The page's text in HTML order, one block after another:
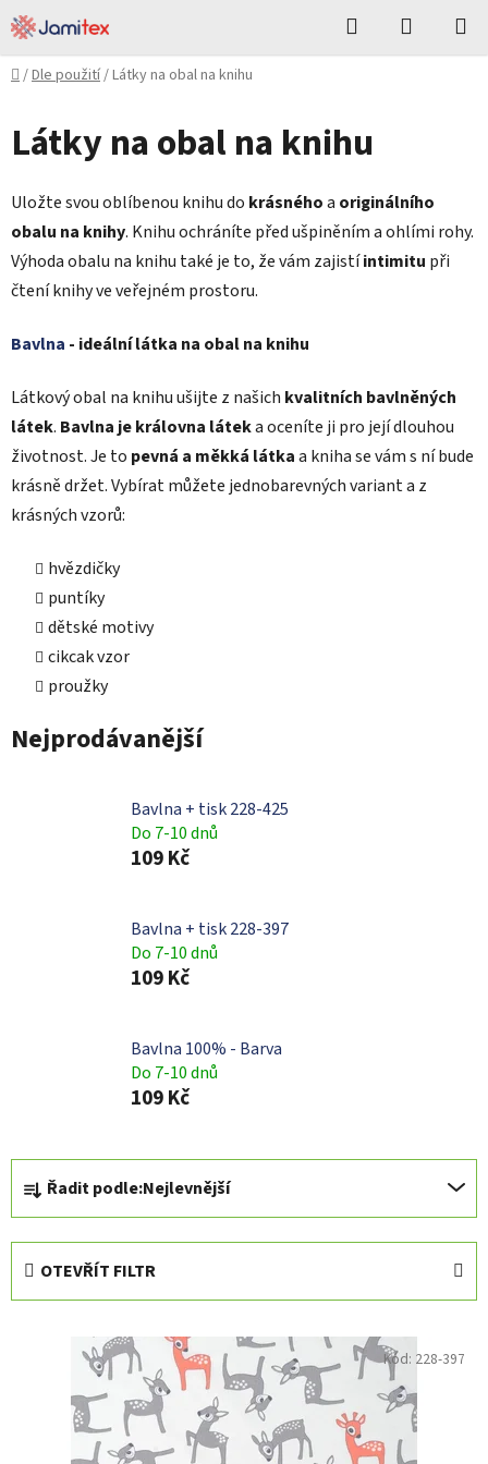
Přejít
na
obsah
Hledat
KOŠÍK
Domů
/Dle použití/Látky na obal na knihu
Látky na obal na knihu
Uložte svou oblíbenou knihu do krásnéhoa originálního
obalu na knihy. Knihu ochráníte před ušpiněním a ohlími rohy.
Výhoda obalu na knihu také je to, že vám zajistíintimitu při
čtení knihy ve veřejném prostoru.
Bavlna - ideální látka na obal na knihu
Látkový obal na knihu ušijte z našich kvalitních bavlněných
látek. Bavlna je královna láteka oceníte ji pro její dlouhou
životnost. Je to pevná a měkká látkaa kniha se vám s ní bude
krásně držet. Vybírat můžete jednobarevných variant a z
krásných vzorů:
hvězdičky
puntíky
dětské motivy
cikcak vzor
proužky
Nejprodávanější
Bavlna + tisk 228-425
Do 7-10 dnů
109 Kč
Bavlna + tisk 228-397
Do 7-10 dnů
109 Kč
Bavlna 100% - Barva
Do 7-10 dnů
109 Kč
Ř
z
e
í
Řadit podle:Nejlevnější
OTEVŘÍT FILTR
Kód: 228-397